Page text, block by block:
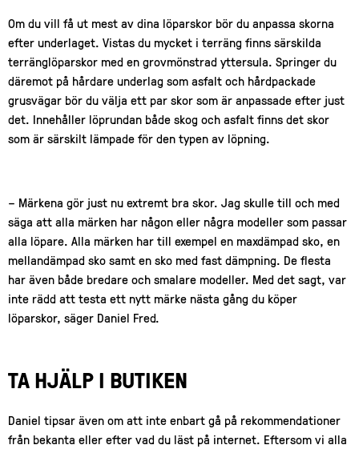
Om du vill få ut mest av dina löparskor bör du anpassa skorna
efter underlaget. Vistas du mycket i terräng finns särskilda
terränglöparskor med en grovmönstrad yttersula. Springer du
däremot på hårdare underlag som asfalt och hårdpackade
grusvägar bör du välja ett par skor som är anpassade efter just
det. Innehåller löprundan både skog och asfalt finns det skor
som är särskilt lämpade för den typen av löpning.
– Märkena gör just nu extremt bra skor. Jag skulle till och med
säga att alla märken har någon eller några modeller som passar
alla löpare. Alla märken har till exempel en maxdämpad sko, en
mellandämpad sko samt en sko med fast dämpning. De flesta
har även både bredare och smalare modeller. Med det sagt, var
inte rädd att testa ett nytt märke nästa gång du köper
löparskor, säger Daniel Fred.
TA HJÄLP I BUTIKEN
Daniel tipsar även om att inte enbart gå på rekommendationer
från bekanta eller efter vad du läst på internet. Eftersom vi alla